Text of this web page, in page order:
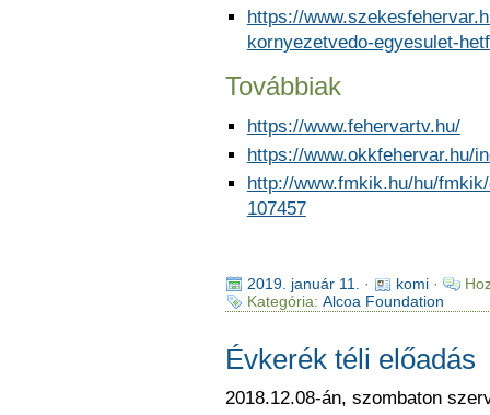
https://
kornyezetvedo-egyesulet-
Továbbiak
https://www.fehervartv.hu/
https://www.okkfehervar.hu/
http://www.fmkik.hu/hu/
107457
2019. január 11. · komi·
Kategória: Alcoa Foundation
Évkerék téli előadás
2018.12.08-án, szombaton